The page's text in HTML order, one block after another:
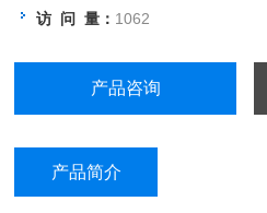
访 问 量： 1062
产品咨询
产品简介